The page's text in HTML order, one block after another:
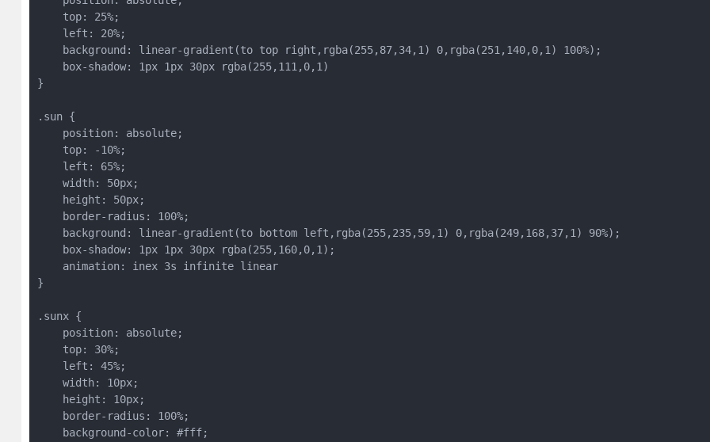
    top: 25%;
    left: 20%;
    background: linear-gradient(to top right,rgba(255,87,34,1) 0,rgba(251,140,0,1) 100%);
    box-shadow: 1px 1px 30px rgba(255,111,0,1)
}
.sun {
    position: absolute;
    top: -10%;
    left: 65%;
    width: 50px;
    height: 50px;
    border-radius: 100%;
    background: linear-gradient(to bottom left,rgba(255,235,59,1) 0,rgba(249,168,37,1) 90%);
    box-shadow: 1px 1px 30px rgba(255,160,0,1);
    animation: inex 3s infinite linear
}
.sunx {
    position: absolute;
    top: 30%;
    left: 45%;
    width: 10px;
    height: 10px;
    border-radius: 100%;
    background-color: #fff;